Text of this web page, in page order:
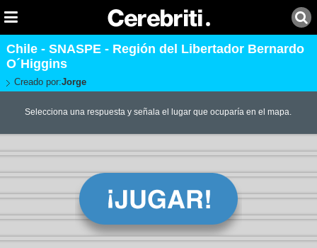
Chile - SNASPE - Región del Libertador Bernardo
O´Higgins
Creado por:Jorge
Selecciona una respuesta y señala el lugar que ocuparía en el mapa.